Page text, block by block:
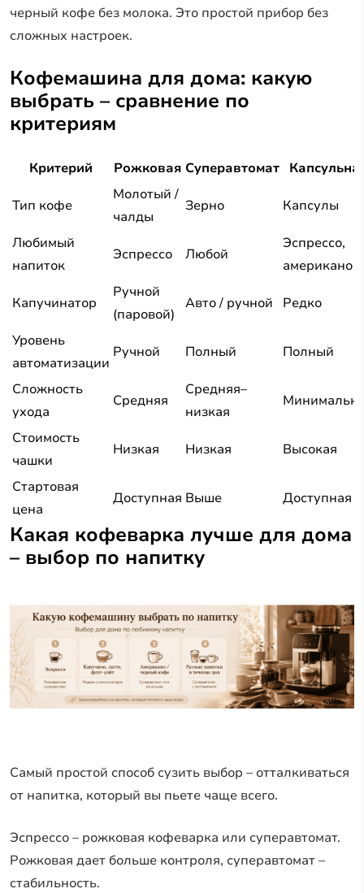
черный кофе без молока. Это простой прибор без
сложных настроек.
Кофемашина для дома: какую
выбрать – сравнение по
критериям
Критерий Рожковая Суперавтомат
Тип кофе
Молотый /
чалды
Зерно Капсулы
Любимый
напиток
Эспрессо Любой
Эспрессо,
американо
Капучинатор
Ручной
(паровой)
Авто / ручной Редко
Уровень
автоматизации
Ручной Полный Полный
Сложность
ухода
Средняя
Средняя–
низкая
Стоимость
чашки
Низкая Низкая Высокая
Стартовая
цена
Доступная Выше Доступная
Какая кофеварка лучше для дома
– выбор по напитку
Самый простой способ сузить выбор – отталкиваться
от напитка, который вы пьете чаще всего.
Эспрессо – рожковая кофеварка или суперавтомат.
Рожковая дает больше контроля, суперавтомат –
стабильность.